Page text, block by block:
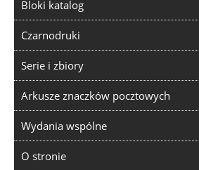
Bloki katalog
Czarnodruki
Serie i zbiory
Arkusze znaczków pocztowych
Wydania wspólne
O stronie